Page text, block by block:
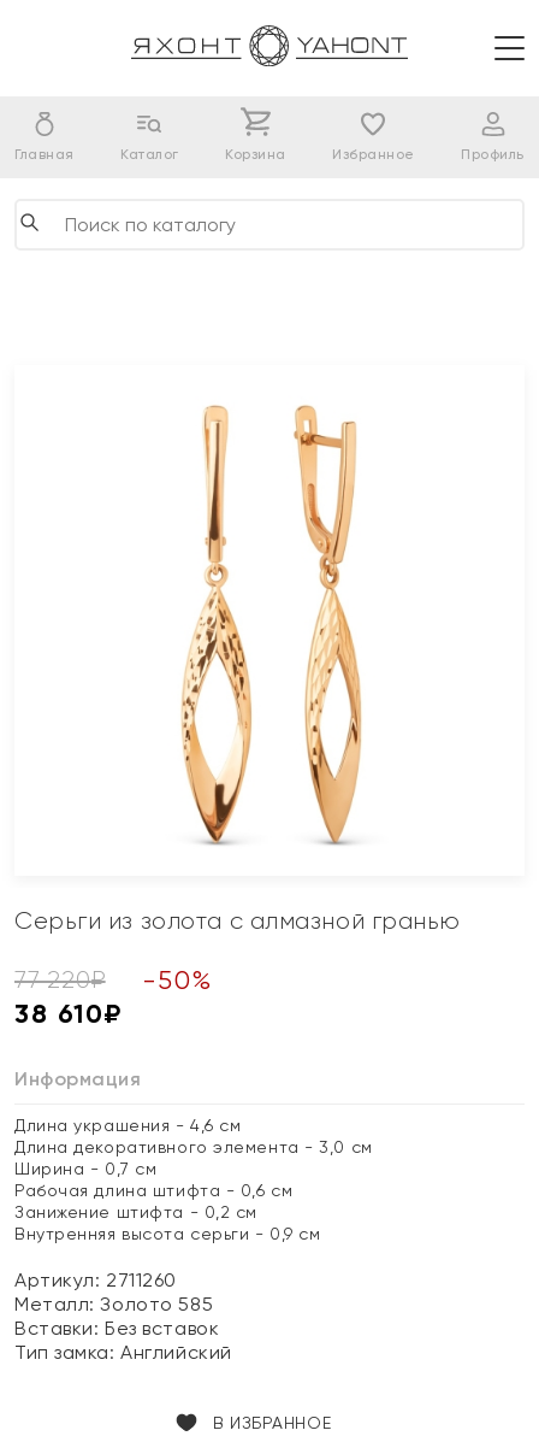
Главная Каталог Корзина Избранное Профиль
Серьги из золота с алмазной гранью
77 220₽ -50%
38 610₽
Информация
Длина украшения - 4,6 см
Длина декоративного элемента - 3,0 см
Ширина - 0,7 см
Рабочая длина штифта - 0,6 см
Занижение штифта - 0,2 см
Внутренняя высота серьги - 0,9 см
Артикул: 2711260
Металл:Золото 585
Вставки:Без вставок
Тип замка:Английский
В ИЗБРАННОЕ